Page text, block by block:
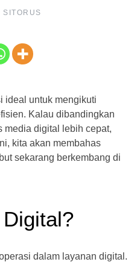
SITORUS
ideal untuk mengikuti
Kalau dibandingkan
media digital lebih cepat,
kita akan membahas
sekarang berkembang di
dalam layanan digital.